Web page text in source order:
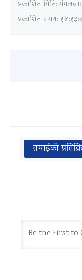
प्रकाशित मिति:
प्रकाशित समय:
तपाईको